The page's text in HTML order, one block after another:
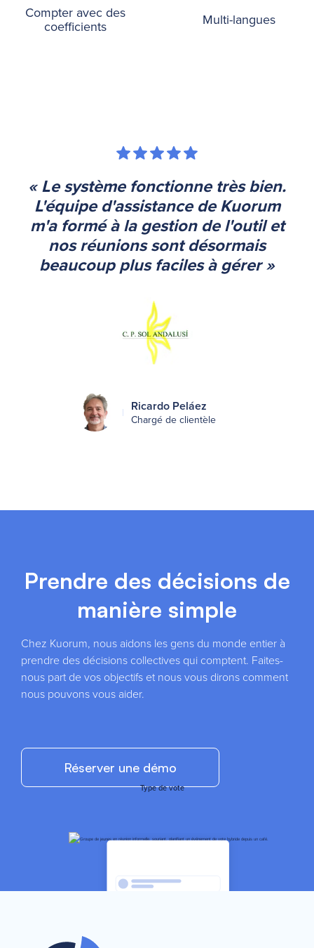
Compter avec des
coefficients Multi-langues
« Le système fonctionne très bien.
L'équipe d'assistance de Kuorum
m'a formé à la gestion de l'outil et
nos réunions sont désormais
beaucoup plus faciles à gérer »
Ricardo Peláez
Chargé de clientèle
Prendre des décisions de
manière simple
Chez Kuorum, nous aidons les gens du monde entier à
prendre des décisions collectives qui comptent. Faites-
nous part de vos objectifs et nous vous dirons comment
nous pouvons vous aider.
Réserver une démo
Type de vote